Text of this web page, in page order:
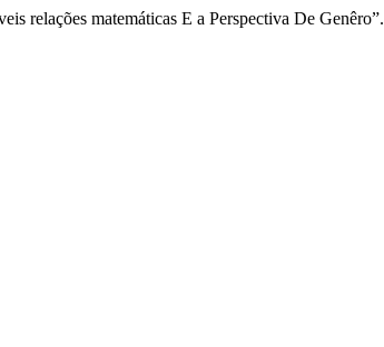
relações matemáticas E a Perspectiva De Genêro”.